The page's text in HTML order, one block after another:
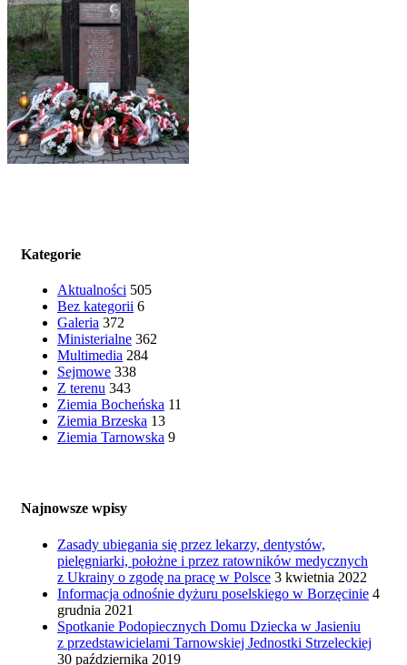
Kategorie
Aktualności 505
Bez kategorii 6
Galeria 372
Ministerialne 362
Multimedia 284
Sejmowe 338
Z terenu 343
Ziemia Bocheńska 11
Ziemia Brzeska 13
Ziemia Tarnowska 9
Najnowsze wpisy
Zasady ubiegania się przez lekarzy, dentystów,
pielęgniarki, położne i przez ratowników medycznych
z Ukrainy o zgodę na pracę w Polsce 3 kwietnia 2022
Informacja odnośnie dyżuru poselskiego w Borzęcinie 4
grudnia 2021
Spotkanie Podopiecznych Domu Dziecka w Jasieniu
z przedstawicielami Tarnowskiej Jednostki Strzeleckiej
30 października 2019